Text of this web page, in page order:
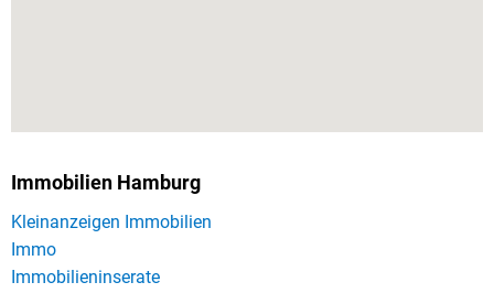
Immobilien Hamburg
Kleinanzeigen Immobilien
Immo
Immobilieninserate